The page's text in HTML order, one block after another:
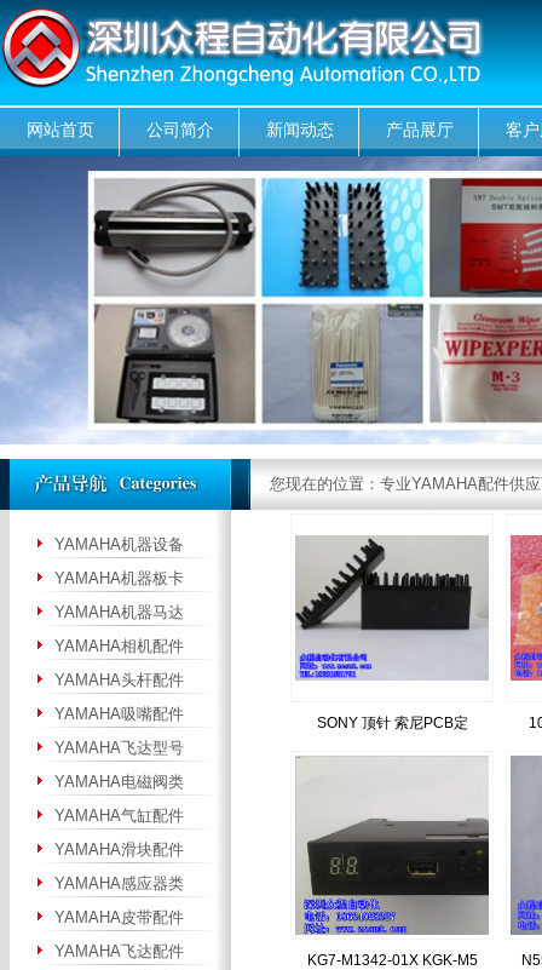
网站首页 公司简介 新闻动态 产品展厅 客
SONY 顶针 索尼PCB定
KG7-M1342-01X KGK-M5
您现在的位置： 专业YAMAHA配件供
YAMAHA机器设备
YAMAHA机器板卡
YAMAHA机器马达
YAMAHA相机配件
YAMAHA头杆配件
YAMAHA吸嘴配件
YAMAHA飞达型号
YAMAHA电磁阀类
YAMAHA气缸配件
YAMAHA滑块配件
YAMAHA感应器类
YAMAHA皮带配件
YAMAHA飞达配件